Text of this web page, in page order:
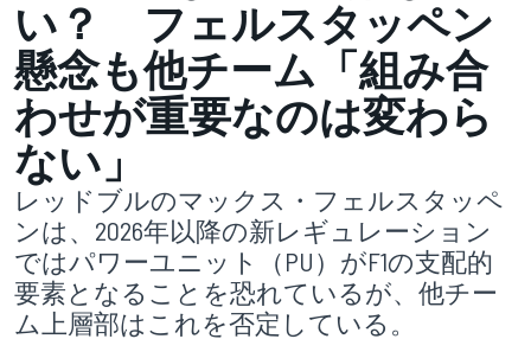
い？ フェルスタッペン
懸念も他チーム「組み合
わせが重要なのは変わら
ない」
レッドブルのマックス・フェルスタッペ
ンは、2026年以降の新レギュレーション
ではパワーユニット（PU）がF1の支配的
要素となることを恐れているが、他チー
ム上層部はこれを否定している。